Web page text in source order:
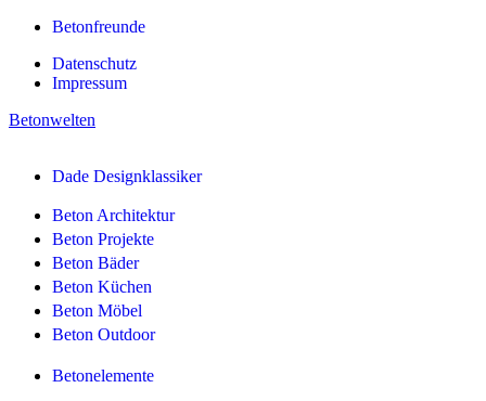
Betonfreunde
Datenschutz
Impressum
Betonwelten
Dade Designklassiker
Beton Architektur
Beton Projekte
Beton Bäder
Beton Küchen
Beton Möbel
Beton Outdoor
Betonelemente